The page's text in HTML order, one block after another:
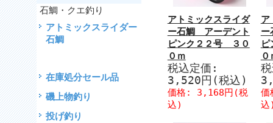
石鯛・クエ釣り
アトミックスライダー
石鯛
在庫処分セール品
磯上物釣り
投げ釣り
アトミックスライダ
ー石鯛 アーデント
ピンク２２号 ３０
０ｍ
税込定価:
3,520円(税込)
価格: 3,168円(税
込)
ア
０